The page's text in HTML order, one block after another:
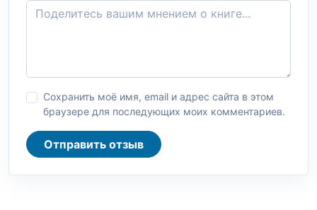
Сохранить моё имя, email и адрес сайта в этом
браузере для последующих моих комментариев.
Отправить отзыв